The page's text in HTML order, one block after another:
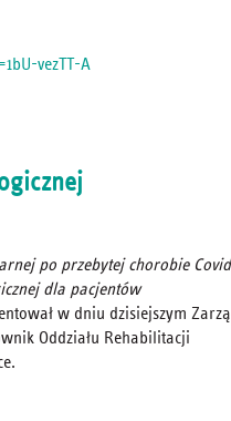
vezTT-A
po przebytej chorobie
dla pacjentów
w dniu dzisiejszym
Oddziału Rehabilitacji